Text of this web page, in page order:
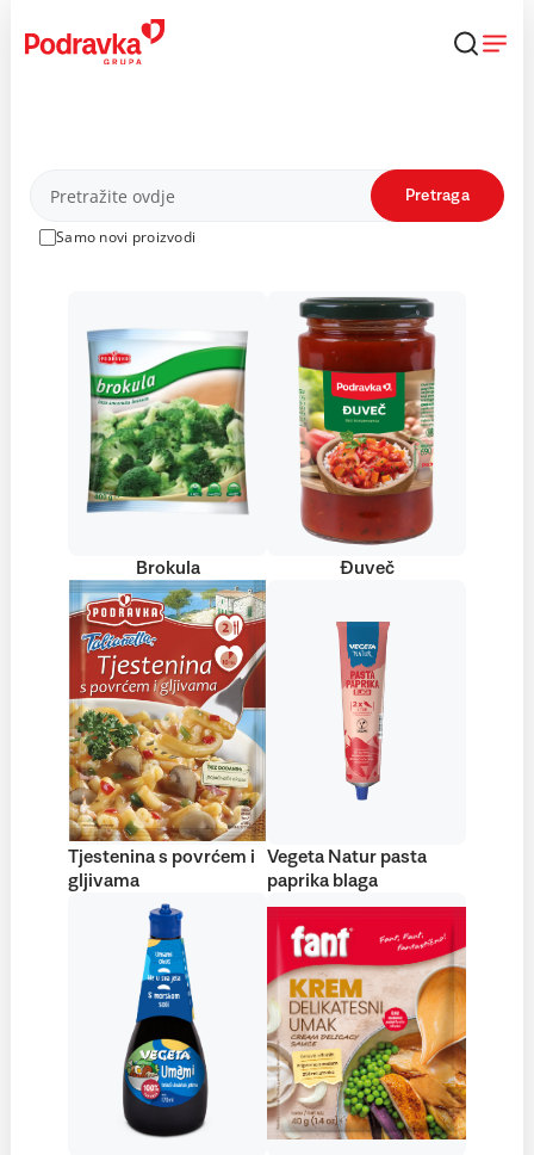
content
Proizvodi
Samo novi proizvodi
Pretraga
Brokula Đuveč
Tjestenina s povrćem i
gljivama
Vegeta Natur pasta
paprika blaga